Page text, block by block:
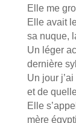
Elle me
Elle avait
sa nuque,
Un léger
dernière
Un jour
et de
Elle
mère